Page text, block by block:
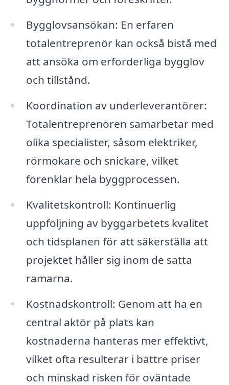
Bygglovsansökan: En erfaren
totalentreprenör kan också bistå med
att ansöka om erforderliga bygglov
och tillstånd.
Koordination av underleverantörer:
Totalentreprenören samarbetar med
olika specialister, såsom elektriker,
rörmokare och snickare, vilket
förenklar hela byggprocessen.
Kvalitetskontroll: Kontinuerlig
uppföljning av byggarbetets kvalitet
och tidsplanen för att säkerställa att
projektet håller sig inom de satta
ramarna.
Kostnadskontroll: Genom att ha en
central aktör på plats kan
kostnaderna hanteras mer effektivt,
vilket ofta resulterar i bättre priser
och minskad risken för oväntade